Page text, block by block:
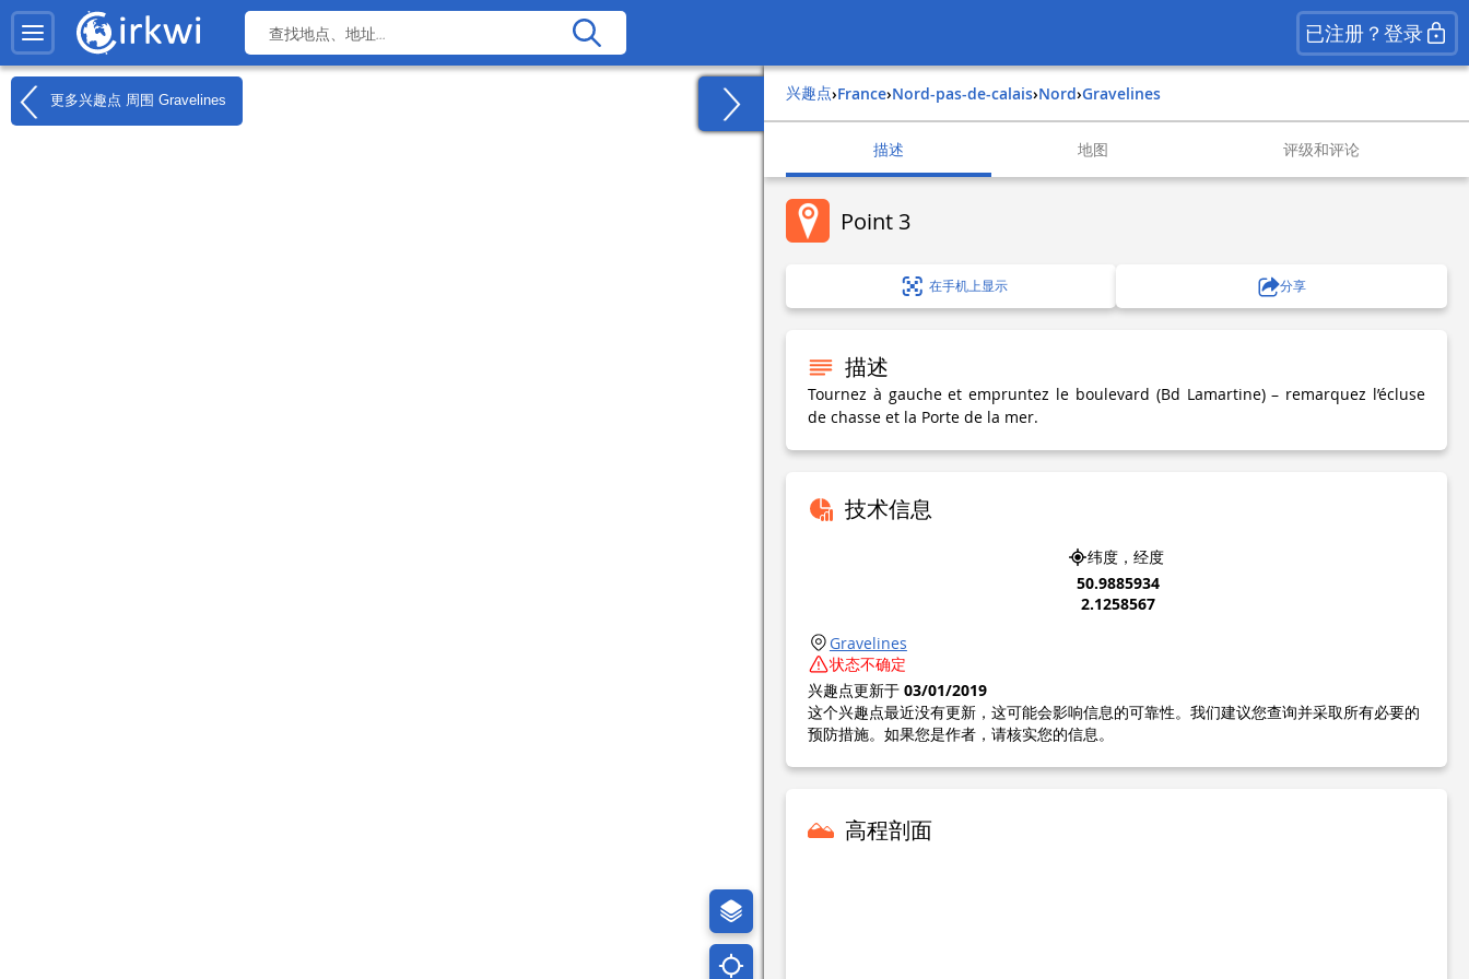
已注册？登录
更多兴趣点 周围 Gravelines 兴趣点› france› nord-pas-de-calais› nord› gravelines
描述 地图 评级和评论
Point 3
在手机上显示 分享
描述
Tournez à gauche et empruntez le boulevard (Bd Lamartine) – remarquez l’écluse
de chasse et la Porte de la mer.
技术信息
纬度，经度
50.9885934
2.1258567
Gravelines
状态不确定
兴趣点更新于 03/01/2019
这个兴趣点最近没有更新，这可能会影响信息的可靠性。我们建议您查询并采取所有必要的
预防措施。如果您是作者，请核实您的信息。
高程剖面